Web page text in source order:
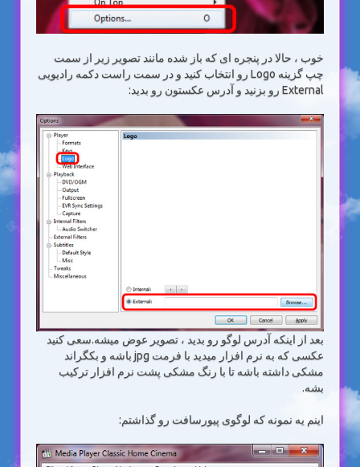
خوب ، حالا در پنجره ای که باز شده مانند تصویر زیر از سمت
چپ گزینه Logo رو انتخاب کنید و در سمت راست دکمه رادیویی
External رو بزنید و آدرس عکستون رو بدید:
بعد از اینکه آدرس لوگو رو بدید ، تصویر عوض میشه.سعی کنید
عکسی که به نرم افزار میدید با فرمت jpg باشه و بکگراند
مشکی داشته باشه تا با رنگ مشکی پشت نرم افزار ترکیب
بشه.
اینم یه نمونه که لوگوی پیورسافت رو گذاشتم: